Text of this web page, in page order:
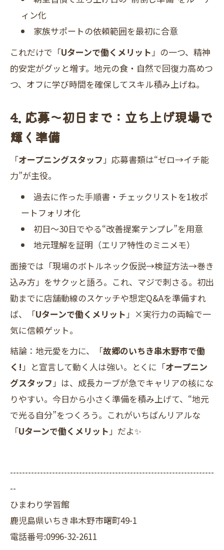
ィン化
家族サポートの依頼範囲を最初に合意
これだけで「Uターンで働くメリット 」の一つ、精神
的安定がグッと増す。地元の食・自然で回復力高めつ
つ、オフに学び時間を確保してスキル積み上げね。
4. 応募〜初日まで：立ち上げ現場で
輝く準備
「オープニングスタッフ」応募書類は“ゼロ→イチ能
力”が主役。
過去に作った手順書・チェックリストを1枚ポ
ートフォリオ化
初日〜30日でやる“改善提案テンプレ”を用意
地元理解を証明（エリア特性のミニメモ）
面接では「現場のボトルネック仮説→検証方法→巻き
込み方」をサクッと語ろ。これ、マジで刺さる。初出
勤までに店舗動線のスケッチや想定Q&Aを準備すれ
ば、「Uターンで働くメリット 」×実行力の両輪で一
気に信頼ゲット。
結論：地元愛を力に、「故郷のいちき串木野市で働
く!」と宣言して動く人は強い。とくに「オープニン
グスタッフ」は、成長カーブが急でキャリアの核にな
りやすい。今日から小さく準備を積み上げて、“地元
で光る自分”をつくろう。これがいちばんリアルな
「Uターンで働くメリット」だよ✨
--------------------------------------------------------------------
--
ひまわり学習館
鹿児島県いちき串木野市曙町49-1
電話番号:0996-32-2611